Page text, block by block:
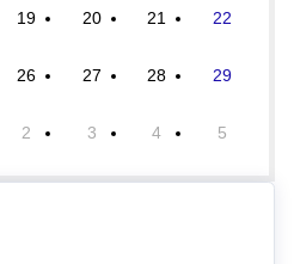
19 20 21 22
26 27 28 29
2 3 4 5